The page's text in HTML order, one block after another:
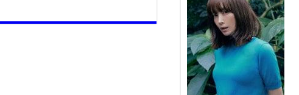
ирдэг цэг
2026 оны 7 сар 21 / 16 цаг 47 минут
Тусгай
төслийн
ээлжит
2026 оны 7